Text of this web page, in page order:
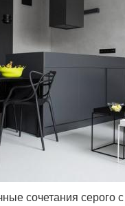
сочетания серого